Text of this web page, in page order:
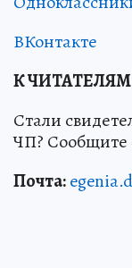
ВКонтакте
К ЧИТАТЕЛЯМ
Стали
ЧП?
Почта: